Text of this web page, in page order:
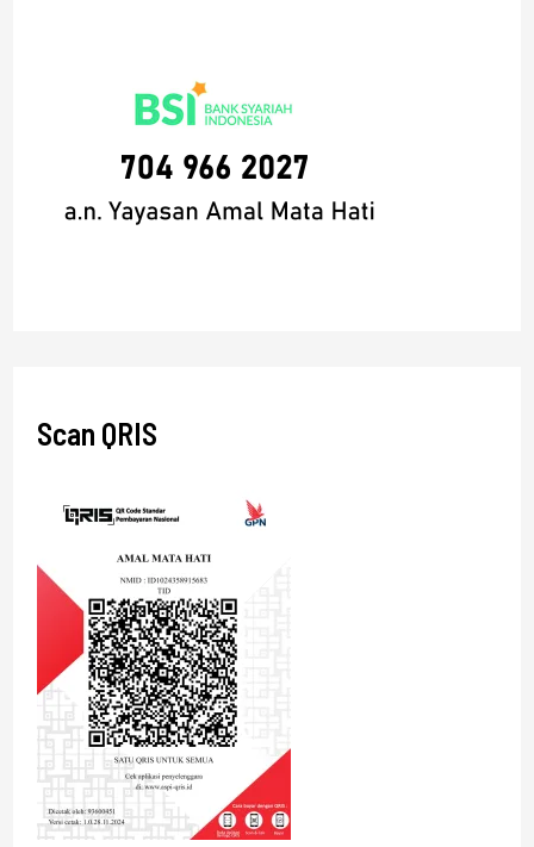
Scan QRIS